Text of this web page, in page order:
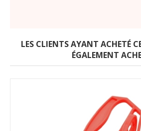
LES CLIENTS AYANT ACHETÉ
ÉGALEMENT